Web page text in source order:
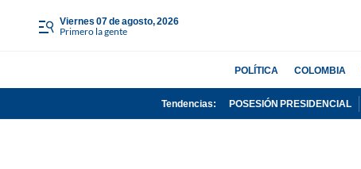
viernes 07 de agosto, 2026
Primero la gente
POLÍTICA COLOMBIA
Tendencias: POSESIÓN PRESIDENCIAL